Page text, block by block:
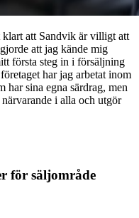
att Sandvik är villigt att
att jag kände mig
första steg in i försäljning
har jag arbetat inom
har sina egna särdrag, men
i alla och utgör
för säljområde